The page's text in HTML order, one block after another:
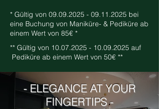
* Gültig von 09.09.2025 - 09.11.2025 bei
eine Buchung von Maniküre- & Pediküre ab
einem Wert von 85€ *
** Gültig von 10.07.2025 - 10.09.2025 auf
Pediküre ab einem Wert von 50€ **
- ELEGANCE AT YOUR
FINGERTIPS -